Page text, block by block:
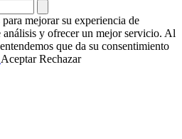
mejorar su experiencia de
análisis y ofrecer un mejor servicio. Al
que da su consentimiento
Aceptar Rechazar